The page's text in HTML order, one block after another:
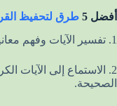
أفضل 5
طرق لتحفيظ
1. تفسير الآيات وفهم معانيها؛ حيث إن ذلك يساعد الطفل على حفظها بسهولة. لذا؛ فإن الفهم الشامل لمعاني الآيات يؤدي إلى الحفظ المتكامل.
2. الاستماع إلى
الصحيحة.